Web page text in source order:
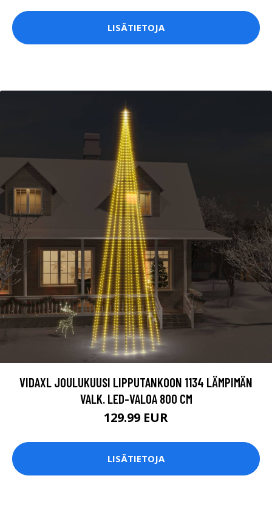
LISÄTIETOJA
VIDAXL JOULUKUUSI LIPPUTANKOON 1134 LÄMPIMÄN
VALK. LED-VALOA 800 CM
129.99 EUR
LISÄTIETOJA